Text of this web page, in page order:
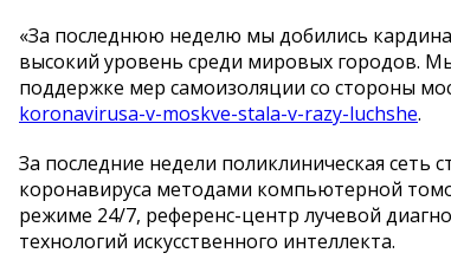
«За последнюю неделю мы добились
высокий уровень среди мировых городов.
поддержке мер самоизоляции со стороны
koronavirusa-v-moskve-stala-v-razy-luchshe.
За последние недели поликлиническая сеть
коронавируса методами компьютерной
режиме 24/7, референс-центр лучевой
технологий искусственного интеллекта.